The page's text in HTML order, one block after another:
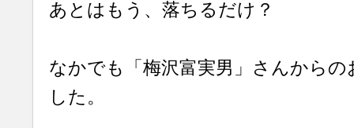
あとはもう、落ちるだけ？
なかでも「梅沢富実男」さんから
した。